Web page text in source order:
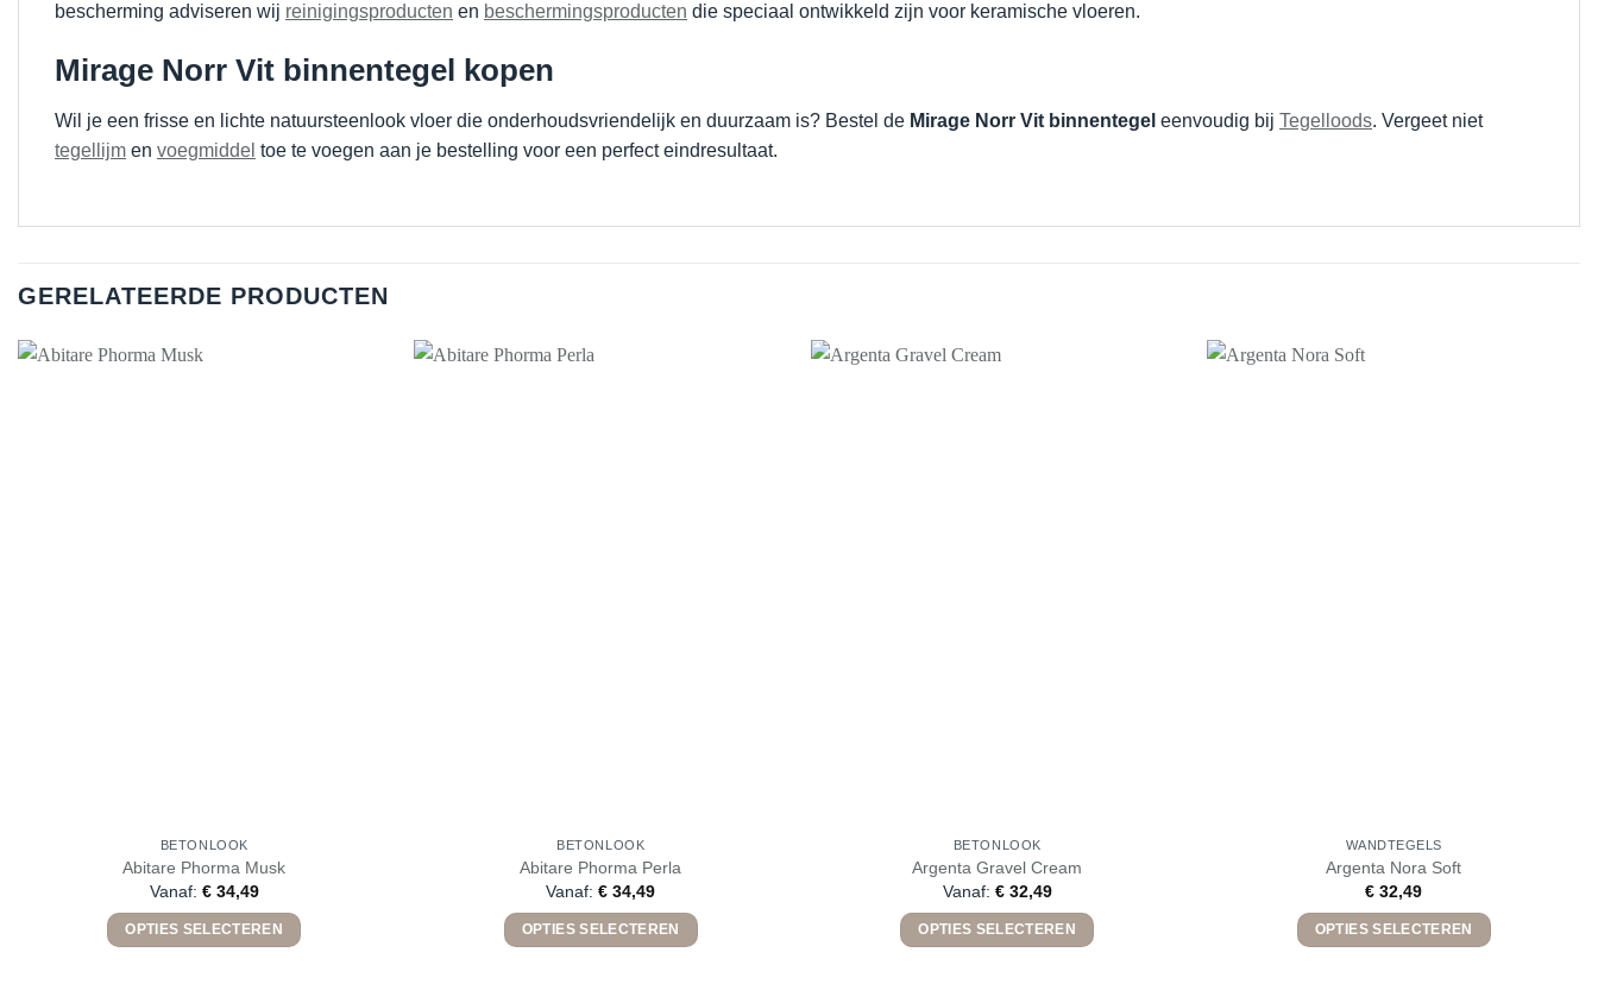
bescherming adviseren wij reinigingsproducten en beschermingsproducten die speciaal ontwikkeld zijn voor keramische vloeren.
Mirage Norr Vit binnentegel kopen
Wil je een frisse en lichte natuursteenlook vloer die onderhoudsvriendelijk en duurzaam is? Bestel de Mirage Norr Vit binnentegel eenvoudig bij Tegelloods. Vergeet niet
tegellijm en voegmiddel toe te voegen aan je bestelling voor een perfect eindresultaat.
GERELATEERDE PRODUCTEN
BETONLOOK
Abitare Phorma Musk
Vanaf: €34,49
OPTIES SELECTEREN
BETONLOOK
Abitare Phorma Perla
Vanaf:€ 34,49
OPTIES SELECTEREN
BETONLOOK
Argenta Gravel Cream
Vanaf: €32,49
OPTIES SELECTEREN
WANDTEGELS
Argenta Nora Soft
€ 32,49
OPTIES SELECTEREN